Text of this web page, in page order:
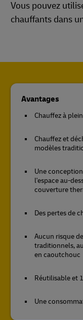
Vous pouvez
chauffants dans
Avantages
Chauffez à
Chauffez et
modèles
Une
l'espace au-
couverture
Des pertes de
Aucun risque
traditionnels,
en caoutchouc
Réutilisable et
Une